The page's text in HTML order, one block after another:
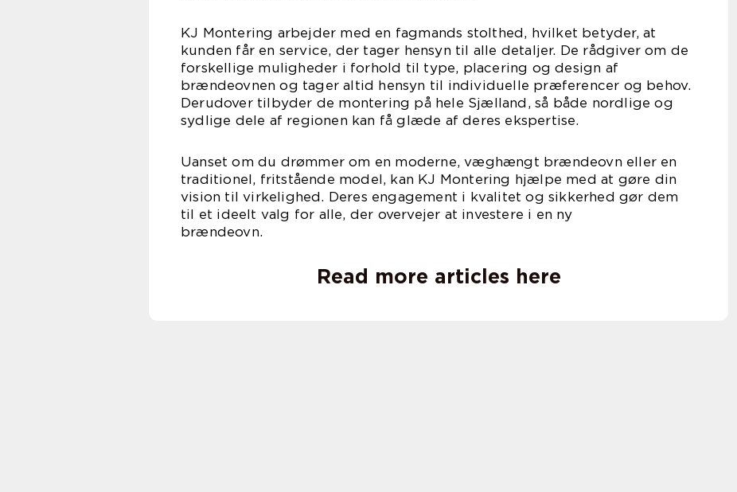
KJ Montering arbejder med en fagmands stolthed, hvilket betyder, at
kunden får en service, der tager hensyn til alle detaljer. De rådgiver om de
forskellige muligheder i forhold til type, placering og design af
brændeovnen og tager altid hensyn til individuelle præferencer og behov.
Derudover tilbyder de montering på hele Sjælland, så både nordlige og
sydlige dele af regionen kan få glæde af deres ekspertise.
Uanset om du drømmer om en moderne, væghængt brændeovn eller en
traditionel, fritstående model, kan KJ Montering hjælpe med at gøre din
vision til virkelighed. Deres engagement i kvalitet og sikkerhed gør dem
til et ideelt valg for alle, der overvejer at investere i en ny
brændeovn.
Read more articles here